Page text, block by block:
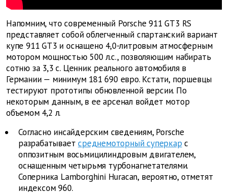
Напомним, что современный Porsche 911 GT3 RS
представляет собой облегченный спартанский вариант
купе 911 GT3 и оснащено 4,0-литровым атмосферным
мотором мощностью 500 л.с., позволяющим набирать
сотню за 3,3 с. Ценник реального автомобиля в
Германии — минимум 181 690 евро. Кстати, поршевцы
тестируют прототипы обновленной версии. По
некоторым данным, в ее арсенал войдет мотор
объемом 4,2 л.
Согласно инсайдерским сведениям, Porsche
разрабатывает среднемоторный суперкар с
оппозитным восьмицилиндровым двигателем,
оснащенным четырьмя турбонагнетателями.
Соперника Lamborghini Huracan, вероятно, отметят
индексом 960.